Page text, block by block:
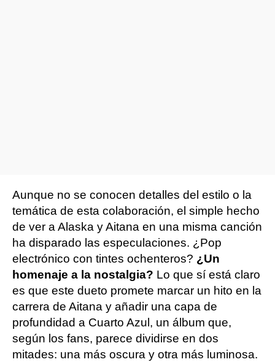
Aunque no se conocen detalles del estilo o la
temática de esta colaboración, el simple hecho
de ver a Alaska y Aitana en una misma canción
ha disparado las especulaciones. ¿Pop
electrónico con tintes ochenteros? ¿Un
homenaje a la nostalgia? Lo que sí está claro
es que este dueto promete marcar un hito en la
carrera de Aitana y añadir una capa de
profundidad a Cuarto Azul, un álbum que,
según los fans, parece dividirse en dos
mitades: una más oscura y otra más luminosa.